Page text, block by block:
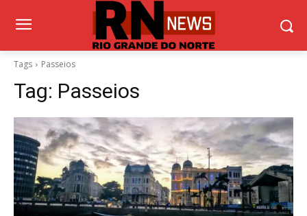
Tags Passeios
Tag: Passeios